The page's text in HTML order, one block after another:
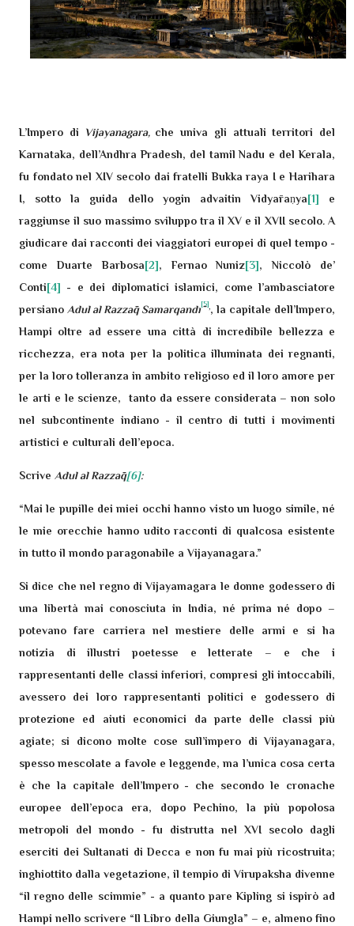
L’Impero di Vijayanagara, che univa gli attuali territori del
Karnataka, dell’Andhra Pradesh, del tamil Nadu e del Kerala,
fu fondato nel XIV secolo dai fratelli Bukka raya I e Harihara
I, sotto la guida dello yogin advaitin Vidyāraṇya[1] e
raggiunse il suo massimo sviluppo tra il XV e il XVII secolo.A
giudicare dai racconti dei viaggiatori europei di quel tempo -
come Duarte Barbosa[2], Fernao Nuniz[3], Niccolò de’
Conti[4] - e dei diplomatici islamici, come l’ambasciatore
persiano Adul al Razzāq Samarqandī [5] ,, la capitale dell’Impero,
Hampi oltre ad essere una città di incredibile bellezza e
ricchezza, era nota per la politica illuminata dei regnanti,
per la loro tolleranza in ambito religioso ed il loro amore per
le arti e le scienze, tanto da essere considerata – non solo
nel subcontinente indiano - il centro di tutti i movimenti
artistici e culturali dell’epoca.
Scrive Adul al Razzāq[6]:
“Mai le pupille dei miei occhi hanno visto un luogo simile, né
le mie orecchie hanno udito racconti di qualcosa esistente
in tutto il mondo paragonabile a Vijayanagara.”
Si dice che nel regno di Vijayamagara le donne godessero di
una libertà mai conosciuta in India, né prima né dopo –
potevano fare carriera nel mestiere delle armi e si ha
notizia di illustri poetesse e letterate – e che i
rappresentanti delle classi inferiori, compresi gli intoccabili,
avessero dei loro rappresentanti politici e godessero di
protezione ed aiuti economici da parte delle classi più
agiate; si dicono molte cose sull’impero di Vijayanagara,
spesso mescolate a favole e leggende, ma l’unica cosa certa
è che la capitale dell’Impero - che secondo le cronache
europee dell’epoca era, dopo Pechino, la più popolosa
metropoli del mondo - fu distrutta nel XVI secolo dagli
eserciti dei Sultanati di Decca e non fu mai più ricostruita;
inghiottito dalla vegetazione, il tempio di Virupaksha divenne
“il regno delle scimmie” - a quanto pare Kipling si ispirò ad
Hampi nello scrivere “Il Libro della Giungla” – e, almeno fino